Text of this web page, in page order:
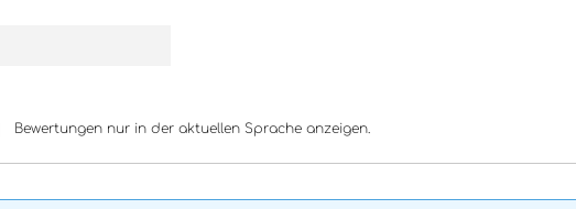
Bewertungen nur in der aktuellen Sprache anzeigen.